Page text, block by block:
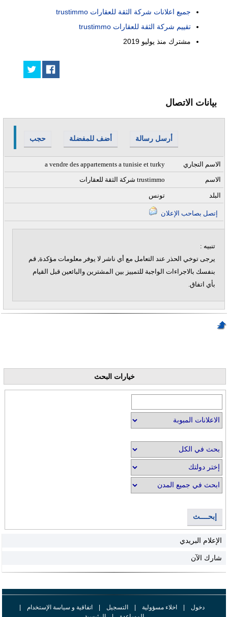
جميع اعلانات شركة الثقة للعقارات trustimmo
تقييم شركة الثقة للعقارات trustimmo
مشترك منذ يوليو 2019
بيانات الاتصال
حجب أضف للمفضلة أرسل رسالة
a vendre des appartements a tunisie et turky
الاسم التجاري
شركة الثقة للعقارات trustimmo
الاسم
تونس البلد
تنبيه :
يرجى توخي الحذر عند التعامل مع أي ناشر لا يوفر معلومات مؤكدة, قم
بنفسك بالاجراءات الواجبة للتمييز بين المشترين والبائعين قبل القيام
بأي اتفاق.
خيارات البحث
إبحــــث
الإعلام البريدي
شارك الآن
دخول | اخلاء مسؤولية | التسجيل | اتفاقية و سياسة الإستخدام
|